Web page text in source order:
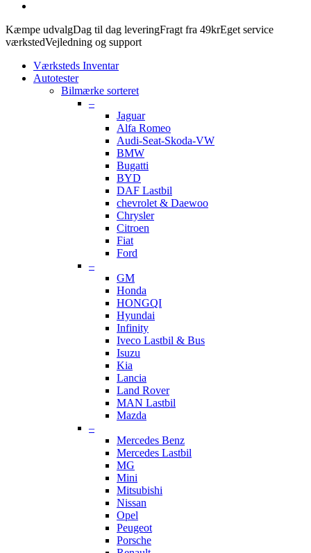
Kæmpe udvalgDag til dag leveringFragt fra 49krEget service
værkstedVejledning og support
Værksteds Inventar
Autotester
Bilmærke sorteret
–
Jaguar
Alfa Romeo
Audi-Seat-Skoda-VW
BMW
Bugatti
BYD
DAF Lastbil
chevrolet & Daewoo
Chrysler
Citroen
Fiat
Ford
–
GM
Honda
HONGQI
Hyundai
Infinity
Iveco Lastbil & Bus
Isuzu
Kia
Lancia
Land Rover
MAN Lastbil
Mazda
–
Mercedes Benz
Mercedes Lastbil
MG
Mini
Mitsubishi
Nissan
Opel
Peugeot
Porsche